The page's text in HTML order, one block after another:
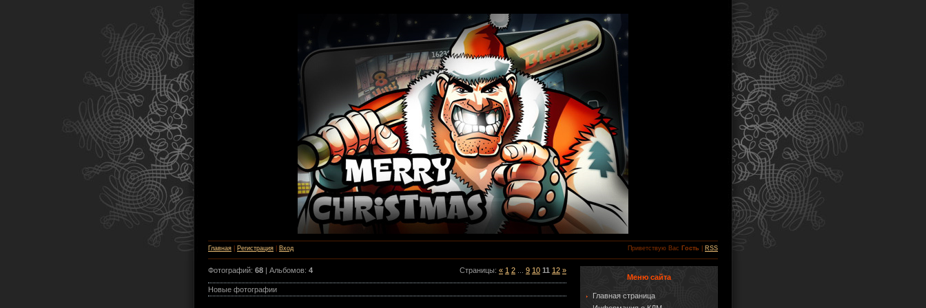
Главная Регистрация Вход Приветствую Вас Гость RSS
Фотографий: 68 | Альбомов: 4 Страницы: « 1 2 9 10 11 12 »
Новые фотографии
Меню сайта
Главная страница